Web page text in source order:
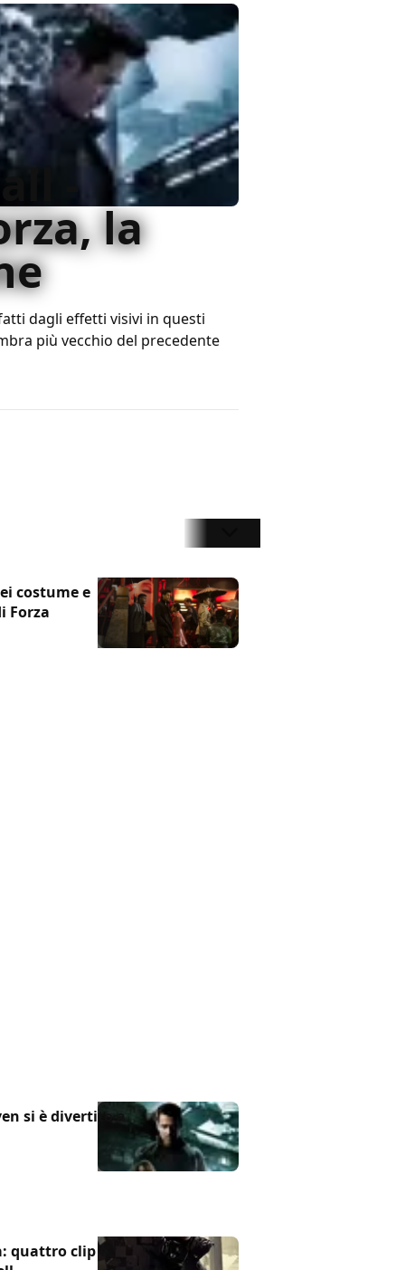
-
la
dagli effetti visivi in questi
più vecchio del precedente
costume e
Forza
si è divertito a
quattro clip e